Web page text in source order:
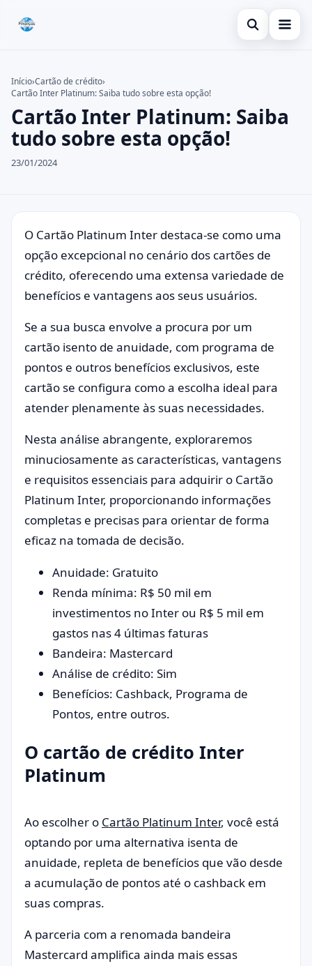
Abrir busca
Cartão de crédito
Dicas
Economia
Buscar no site
Buscar por:
Pressione Enter para buscar ou ESC para fechar.
Início›Cartão de crédito›
Cartão Inter Platinum: Saiba tudo sobre esta opção!
Cartão Inter Platinum: Saiba
tudo sobre esta opção!
23/01/2024
O Cartão Platinum Inter destaca-se como uma
opção excepcional no cenário dos cartões de
crédito, oferecendo uma extensa variedade de
benefícios e vantagens aos seus usuários.
Se a sua busca envolve a procura por um
cartão isento de anuidade, com programa de
pontos e outros benefícios exclusivos, este
cartão se configura como a escolha ideal para
atender plenamente às suas necessidades.
Nesta análise abrangente, exploraremos
minuciosamente as características, vantagens
e requisitos essenciais para adquirir o Cartão
Platinum Inter, proporcionando informações
completas e precisas para orientar de forma
eficaz na tomada de decisão.
Anuidade: Gratuito
Renda mínima: R$ 50 mil em
investimentos no Inter ou R$ 5 mil em
gastos nas 4 últimas faturas
Bandeira: Mastercard
Análise de crédito: Sim
Benefícios: Cashback, Programa de
Pontos, entre outros.
O cartão de crédito Inter
Platinum
Ao escolher o Cartão Platinum Inter, você está
optando por uma alternativa isenta de
anuidade, repleta de benefícios que vão desde
a acumulação de pontos até o cashback em
suas compras.
A parceria com a renomada bandeira
Mastercard amplifica ainda mais essas